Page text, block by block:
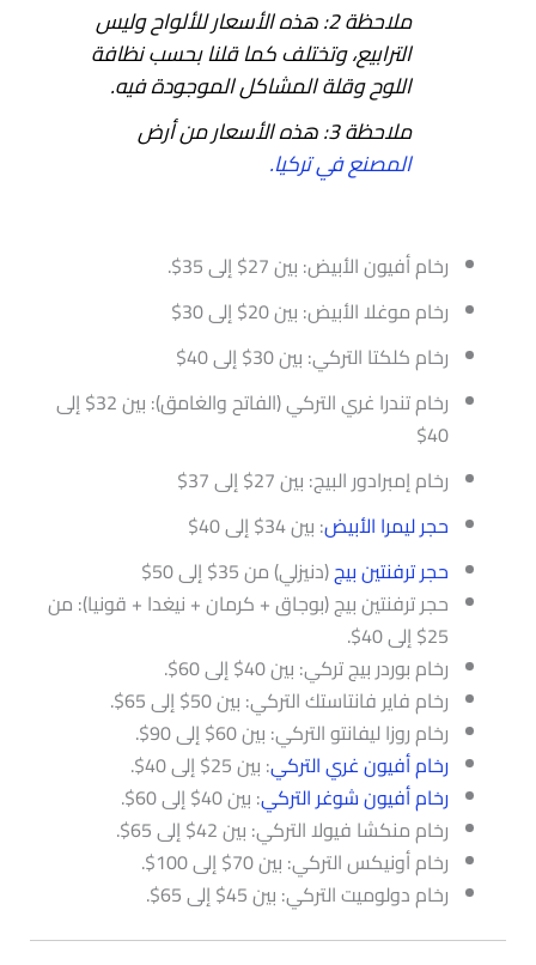
ملاحظة 2: هذه الأسعار للألواح وليس
الترابيع، وتختلف كما قلنا بحسب نظافة
اللوح وقلة المشاكل الموجودة فيه.
ملاحظة 3: هذه الأسعار من أرض
المصنع في تركيا.
رخام أفيون الأبيض: بين 27$ إلى 35$.
رخام موغلا الأبيض: بين 20$ إلى 30$
رخام كلكتا التركي: بين 30$ إلى 40$
رخام تندرا غري التركي (الفاتح والغامق): بين 32$ إلى
40$
رخام إمبرادور البيج: بين 27$ إلى 37$
حجر ليمرا الأبيض: بين 34$ إلى 40$
حجر ترفنتين بيج(دنيزلي) من 35$ إلى 50$
حجر ترفنتين بيج (بوجاق + كرمان + نيغدا + قونيا): من
25$ إلى 40$.
رخام بوردر بيج تركي: بين 40$ إلى 60$.
رخام فاير فانتاستك التركي: بين 50$ إلى 65$.
رخام روزا ليفانتو التركي: بين 60$ إلى 90$.
رخام أفيون غري التركي: بين 25$ إلى 40$.
رخام أفيون شوغر التركي: بين 40$ إلى 60$.
رخام منكشا فيولا التركي: بين 42$ إلى 65$.
رخام أونيكس التركي: بين 70$ إلى 100$.
رخام دولوميت التركي: بين 45$ إلى 65$.